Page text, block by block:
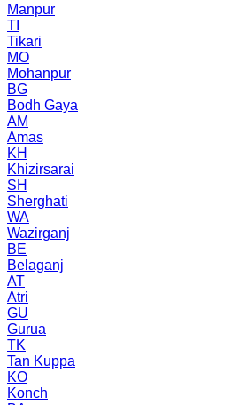
Manpur
TI
Tikari
MO
Mohanpur
BG
Bodh Gaya
AM
Amas
KH
Khizirsarai
SH
Sherghati
WA
Wazirganj
BE
Belaganj
AT
Atri
GU
Gurua
TK
Tan Kuppa
KO
Konch